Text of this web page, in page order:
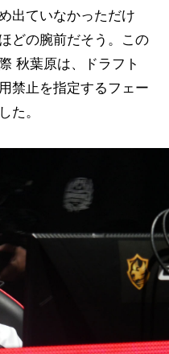
出ていなかっただけ
どの腕前だそう。この
秋葉原は、ドラフト
禁止を指定するフェー
た。